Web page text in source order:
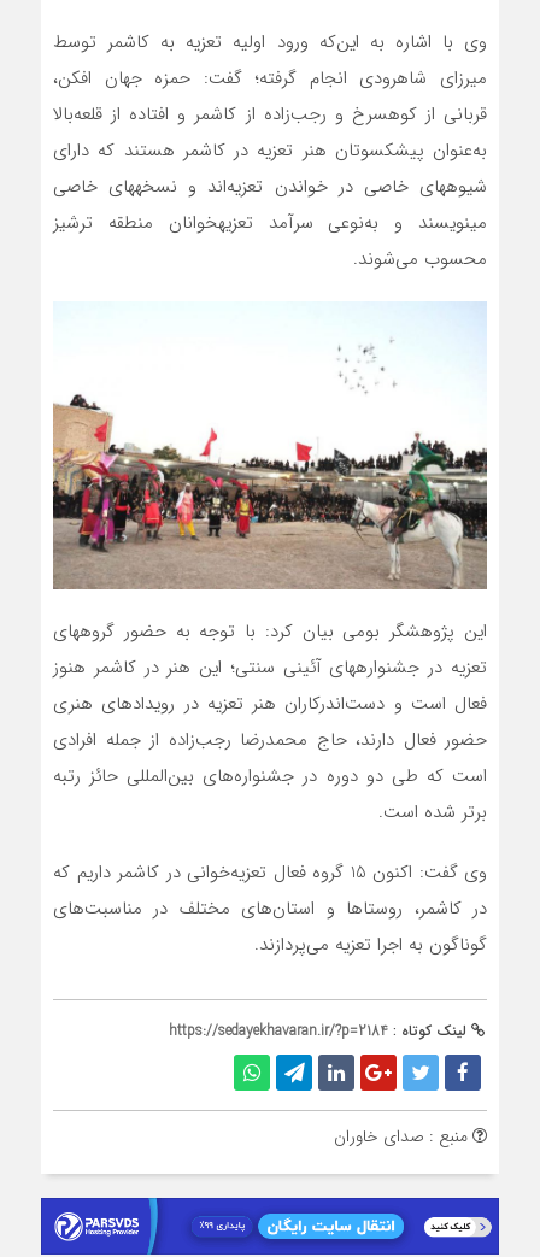
وی با اشاره به این‌که ورود اولیه تعزیه به کاشمر توسط
میرزای شاهرودی انجام گرفته؛ گفت: حمزه جهان افکن،
قربانی از کوهسرخ و رجب‌زاده از کاشمر و افتاده از قلعه‌بالا
به‌عنوان پیشکسوتان هنر تعزیه در کاشمر هستند که دارای
شیوه‎های خاصی در خواندن تعزیه‌اند و نسخه‏های خاصی
می‎نویسند و به‌نوعی سرآمد تعزیه‎خوانان منطقه ترشیز
محسوب می‌شوند.
این پژوهشگر بومی بیان کرد: با توجه به حضور گروه‎های
تعزیه در جشنواره‎های آئینی سنتی؛ این هنر در کاشمر هنوز
فعال است و دست‌اندرکاران هنر تعزیه در رویدادهای هنری
حضور فعال دارند، حاج محمدرضا رجب‌زاده از جمله افرادی
است که طی دو دوره در جشنواره‌های بین‌المللی حائز رتبه
برتر شده است.
وی گفت: اکنون 15 گروه فعال تعزیه‌خوانی در کاشمر داریم که
در کاشمر، روستاها و استان‌های مختلف در مناسبت‌های
گوناگون به اجرا تعزیه می‌پردازند.
لینک کوتاه : https://sedayekhavaran.ir/?p=2184
منبع : صدای خاوران